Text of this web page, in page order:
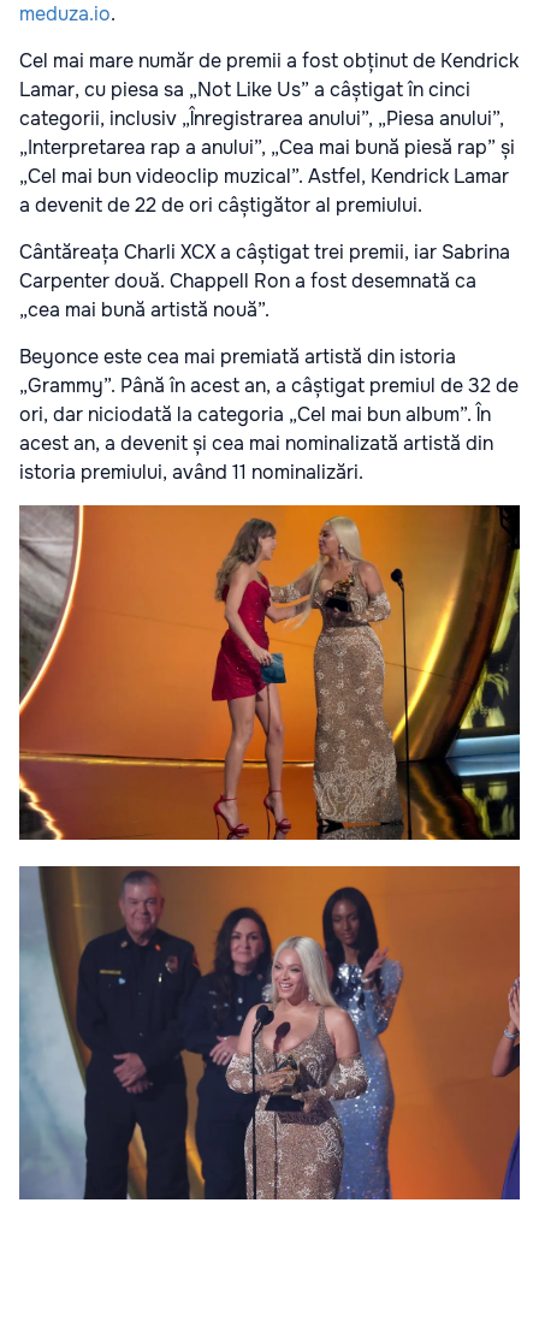
meduza.io.
Cel mai mare număr de premii a fost obținut de Kendrick
Lamar, cu piesa sa „Not Like Us” a câștigat în cinci
categorii, inclusiv „Înregistrarea anului”, „Piesa anului”,
„Interpretarea rap a anului”, „Cea mai bună piesă rap” și
„Cel mai bun videoclip muzical”. Astfel, Kendrick Lamar
a devenit de 22 de ori câștigător al premiului.
Cântăreața Charli XCX a câștigat trei premii, iar Sabrina
Carpenter două. Chappell Ron a fost desemnată ca
„cea mai bună artistă nouă”.
Beyonce este cea mai premiată artistă din istoria
„Grammy”. Până în acest an, a câștigat premiul de 32 de
ori, dar niciodată la categoria „Cel mai bun album”. În
acest an, a devenit și cea mai nominalizată artistă din
istoria premiului, având 11 nominalizări.